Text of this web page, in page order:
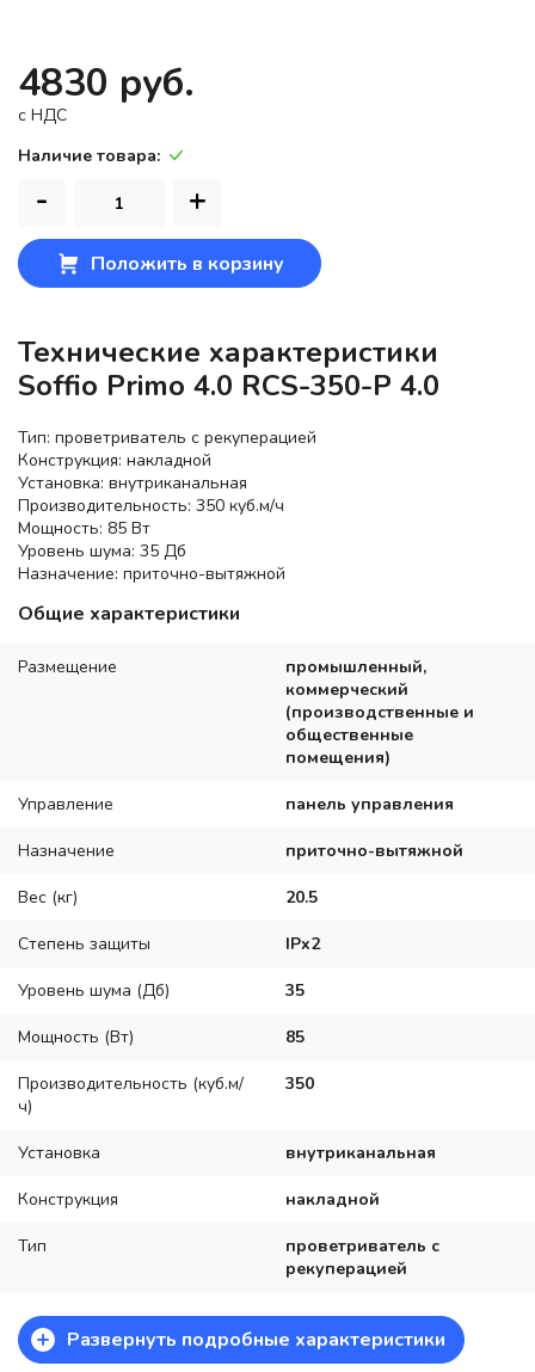
4830 руб.
c НДС
Наличие товара:
- +
Положить в корзину
Технические характеристики
Soffio Primo 4.0 RCS-350-P 4.0
Тип: проветриватель с рекуперацией
Конструкция: накладной
Установка: внутриканальная
Производительность: 350 куб.м/ч
Мощность: 85 Вт
Уровень шума: 35 Дб
Назначение: приточно-вытяжной
Общие характеристики
Размещение
промышленный,
коммерческий
(производственные и
общественные
помещения)
Управление панель управления
Назначение приточно-вытяжной
Вес (кг) 20.5
Степень защиты IPx2
Уровень шума (Дб) 35
Мощность (Вт) 85
Производительность (куб.м/
ч)
350
Установка внутриканальная
Конструкция накладной
Тип
проветриватель с
рекуперацией
+ Развернуть подробные характеристики